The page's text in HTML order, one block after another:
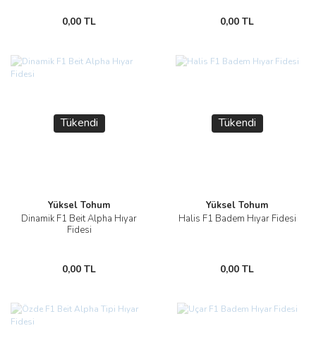
0,00 TL 0,00 TL
Tükendi
Yüksel Tohum
Dinamik F1 Beit Alpha Hıyar
Fidesi
0,00 TL
Tükendi
Yüksel Tohum
Halis F1 Badem Hıyar Fidesi
0,00 TL